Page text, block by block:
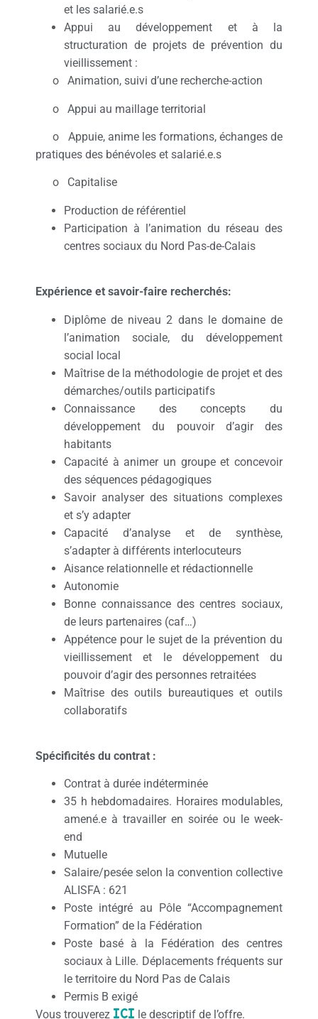
et les salarié.e.s
Appui au développement et à la
structuration de projets de prévention du
vieillissement :
o Animation, suivi d’une recherche-action
o Appui au maillage territorial
o Appuie, anime les formations, échanges de
pratiques des bénévoles et salarié.e.s
o Capitalise
Production de référentiel
Participation à l’animation du réseau des
centres sociaux du Nord Pas-de-Calais
Expérience et savoir-faire recherchés:
Diplôme de niveau 2 dans le domaine de
l’animation sociale, du développement
social local
Maîtrise de la méthodologie de projet et des
démarches/outils participatifs
Connaissance des concepts du
développement du pouvoir d’agir des
habitants
Capacité à animer un groupe et concevoir
des séquences pédagogiques
Savoir analyser des situations complexes
et s’y adapter
Capacité d’analyse et de synthèse,
s’adapter à différents interlocuteurs
Aisance relationnelle et rédactionnelle
Autonomie
Bonne connaissance des centres sociaux,
de leurs partenaires (caf…)
Appétence pour le sujet de la prévention du
vieillissement et le développement du
pouvoir d’agir des personnes retraitées
Maîtrise des outils bureautiques et outils
collaboratifs
Spécificités du contrat :
Contrat à durée indéterminée
35 h hebdomadaires. Horaires modulables,
amené.e à travailler en soirée ou le week-
end
Mutuelle
Salaire/pesée selon la convention collective
ALISFA : 621
Poste intégré au Pôle “Accompagnement
Formation” de la Fédération
Poste basé à la Fédération des centres
sociaux à Lille. Déplacements fréquents sur
le territoire du Nord Pas de Calais
Permis B exigé
Vous trouverez ICI le descriptif de l’offre.